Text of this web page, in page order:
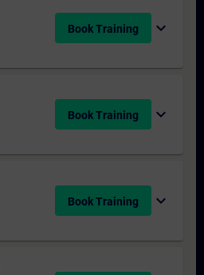
Book Training expand_more
Book Training expand_more
Book Training expand_more